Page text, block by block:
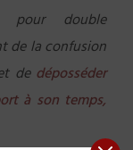
pour double
de la confusion
de déposséder
à son temps,